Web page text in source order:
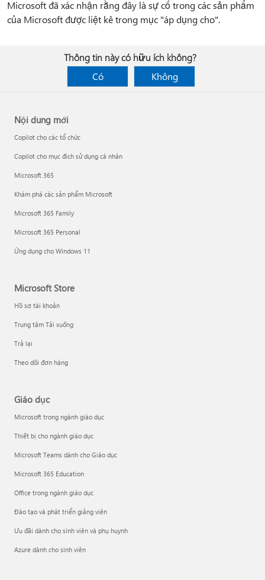
Microsoft đã xác nhận rằng đây là sự cố trong các sản phẩm
của Microsoft được liệt kê trong mục "áp dụng cho".
Thông tin này có hữu ích không?
Có
Không
Nội dung mới
Copilot cho các tổ chức
Copilot cho mục đích sử dụng cá nhân
Microsoft 365
Khám phá các sản phẩm Microsoft
Microsoft 365 Family
Microsoft 365 Personal
Ứng dụng cho Windows 11
Microsoft Store
Hồ sơ tài khoản
Trung tâm Tải xuống
Trả lại
Theo dõi đơn hàng
Giáo dục
Microsoft trong ngành giáo dục
Thiết bị cho ngành giáo dục
Microsoft Teams dành cho Giáo dục
Microsoft 365 Education
Office trong ngành giáo dục
Đào tạo và phát triển giảng viên
Ưu đãi dành cho sinh viên và phụ huynh
Azure dành cho sinh viên